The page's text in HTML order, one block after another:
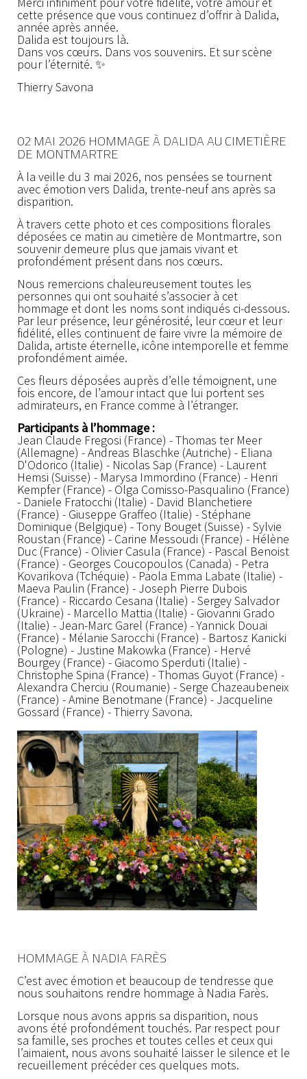
cette présence que vous continuez d’offrir à Dalida,
année après année.
Dalida est toujours là.
Dans vos cœurs. Dans vos souvenirs. Et sur scène
pour l’éternité. ✨
Thierry Savona
02 MAI 2026 HOMMAGE À DALIDA AU CIMETIÈRE
DE MONTMARTRE
À la veille du 3 mai 2026, nos pensées se tournent
avec émotion vers Dalida, trente-neuf ans après sa
disparition.
À travers cette photo et ces compositions florales
déposées ce matin au cimetière de Montmartre, son
souvenir demeure plus que jamais vivant et
profondément présent dans nos cœurs.
Nous remercions chaleureusement toutes les
personnes qui ont souhaité s’associer à cet
hommage et dont les noms sont indiqués ci-dessous.
Par leur présence, leur générosité, leur cœur et leur
fidélité, elles continuent de faire vivre la mémoire de
Dalida, artiste éternelle, icône intemporelle et femme
profondément aimée.
Ces fleurs déposées auprès d’elle témoignent, une
fois encore, de l’amour intact que lui portent ses
admirateurs, en France comme à l’étranger.
Participants à l’hommage :
Jean Claude Fregosi (France) - Thomas ter Meer
(Allemagne) - Andreas Blaschke (Autriche) - Eliana
D'Odorico (Italie) - Nicolas Sap (France) - Laurent
Hemsi (Suisse) - Marysa Immordino (France) - Henri
Kempfer (France) - Olga Comisso-Pasqualino (France)
- Daniele Fratocchi (Italie) - David Blanchetiere
(France) - Giuseppe Graffeo (Italie) - Stéphane
Dominique (Belgique) - Tony Bouget (Suisse) - Sylvie
Roustan (France) - Carine Messoudi (France) - Hélène
Duc (France) - Olivier Casula (France) - Pascal Benoist
(France) - Georges Coucopoulos (Canada) - Petra
Kovarikova (Tchéquie) - Paola Emma Labate (Italie) -
Maeva Paulin (France) - Joseph Pierre Dubois
(France) - Riccardo Cesana (Italie) - Sergey Salvador
(Ukraine) - Marcello Mattia (Italie) - Giovanni Grado
(Italie) - Jean-Marc Garel (France) - Yannick Douai
(France) - Mélanie Sarocchi (France) - Bartosz Kanicki
(Pologne) - Justine Makowka (France) - Hervé
Bourgey (France) - Giacomo Sperduti (Italie) -
Christophe Spina (France) - Thomas Guyot (France) -
Alexandra Cherciu (Roumanie) - Serge Chazeaubeneix
(France) - Amine Benotmane (France) - Jacqueline
Gossard (France) - Thierry Savona.
HOMMAGE À NADIA FARÈS
C’est avec émotion et beaucoup de tendresse que
nous souhaitons rendre hommage à Nadia Farès.
Lorsque nous avons appris sa disparition, nous
avons été profondément touchés. Par respect pour
sa famille, ses proches et toutes celles et ceux qui
l’aimaient, nous avons souhaité laisser le silence et le
recueillement précéder ces quelques mots.